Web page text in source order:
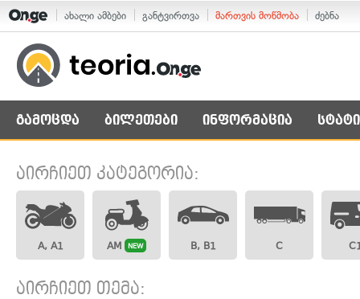
ახალი ამბები განტვირთვა მართვის მოწმობა ძებნა
გამოცდა ბილეთები ინფორმაცია
აირჩიეთ კატეგორია:
A, A1 AM NEW B, B1 C
აირჩიეთ თემა: